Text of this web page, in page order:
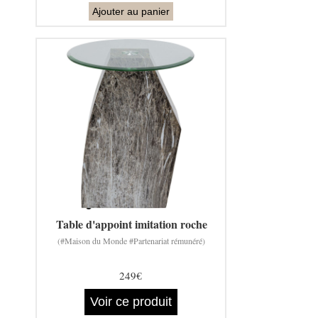
Ajouter au panier
Table d'appoint imitation roche
(#Maison du Monde #Partenariat rémunéré)
249€
Voir ce produit